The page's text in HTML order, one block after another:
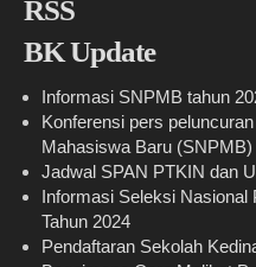
BK Update
Informasi SNPMB tahun
Konferensi pers
Mahasiswa Baru (SNPMB)
Jadwal SPAN PTKIN dan
Informasi Seleksi
Tahun 2024
Pendaftaran Sekolah